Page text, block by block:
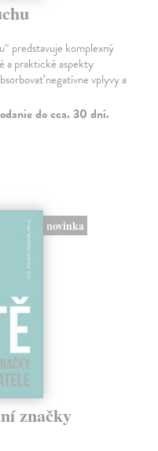
predstavuje komplexný
a praktické aspekty
negatívne vplyvy a
do cca. 30 dní.
novinka
značky